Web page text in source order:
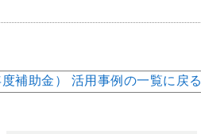
補助金） 活用事例の一覧に戻る